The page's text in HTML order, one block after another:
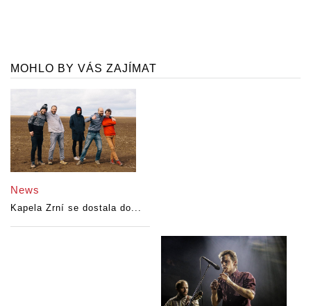
MOHLO BY VÁS ZAJÍMAT
News
Kapela Zrní se dostala do...